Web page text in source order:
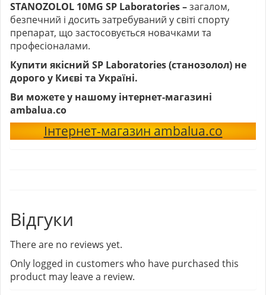
STANOZOLOL 10MG SP Laboratories –загалом,
безпечний і досить затребуваний у світі спорту
препарат, що застосовується новачками та
професіоналами.
Купити якісний SP Laboratories (станозолол) не
дорого у Києві та Україні.
Ви можете у нашому інтернет-магазині
ambalua.co
Інтернет-магазин ambalua.co
Відгуки
There are no reviews yet.
Only logged in customers who have purchased this
product may leave a review.